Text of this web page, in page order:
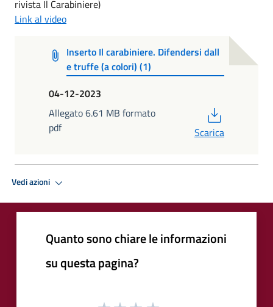
rivista Il Carabiniere)
Link al video
Inserto Il carabiniere. Difendersi dall
e truffe (a colori) (1)
04-12-2023
Allegato 6.61 MB formato
pdf
Scarica
Vedi azioni
Quanto sono chiare le informazioni
su questa pagina?